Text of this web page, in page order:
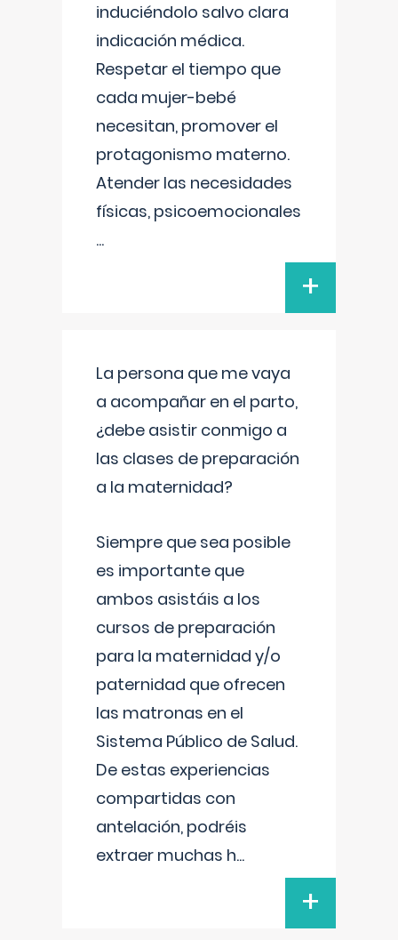
induciéndolo salvo clara
indicación médica.
Respetar el tiempo que
cada mujer-bebé
necesitan, promover el
protagonismo materno.
Atender las necesidades
físicas, psicoemocionales
...
+
La persona que me vaya
a acompañar en el parto,
¿debe asistir conmigo a
las clases de preparación
a la maternidad?
Siempre que sea posible
es importante que
ambos asistáis a los
cursos de preparación
para la maternidad y/o
paternidad que ofrecen
las matronas en el
Sistema Público de Salud.
De estas experiencias
compartidas con
antelación, podréis
extraer muchas h...
+